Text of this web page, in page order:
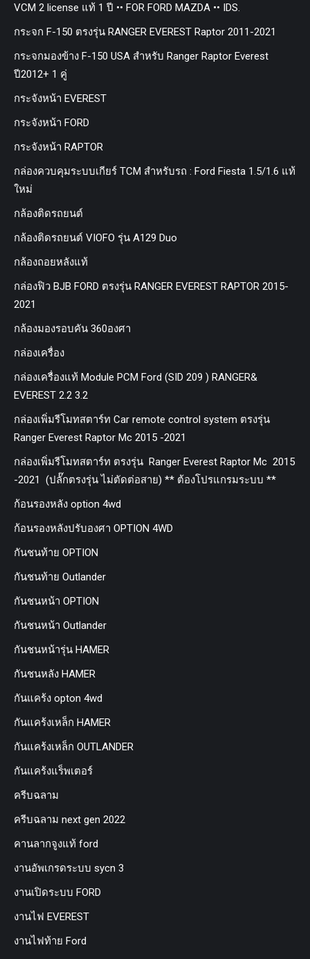
VCM 2 license แท้ 1 ปี •• FOR FORD MAZDA •• IDS.
กระจก F-150 ตรงรุ่น RANGER EVEREST Raptor 2011-2021
กระจกมองข้าง F-150 USA สำหรับ Ranger Raptor Everest
ปี2012+ 1 คู่
กระจังหน้า EVEREST
กระจังหน้า FORD
กระจังหน้า RAPTOR
กล่องควบคุมระบบเกียร์ TCM สำหรับรถ : Ford Fiesta 1.5/1.6 แท้
ใหม่
กล้องติดรถยนต์
กล้องติดรถยนต์ VIOFO รุ่น A129 Duo
กล้องถอยหลังแท้
กล่องฟิว BJB FORD ตรงรุ่น RANGER EVEREST RAPTOR 2015-
2021
กล้องมองรอบคัน 360องศา
กล่องเครื่อง
กล่องเครื่องแท้ Module PCM Ford (SID 209 ) RANGER&
EVEREST 2.2 3.2
กล่องเพิ่มรีโมทสตาร์ท Car remote control system ตรงรุ่น
Ranger Everest Raptor Mc 2015 -2021
กล่องเพิ่มรีโมทสตาร์ท ตรงรุ่น Ranger Everest Raptor Mc 2015
-2021 (ปลั๊กตรงรุ่น ไม่ตัดต่อสาย) ** ต้องโปรแกรมระบบ **
ก้อนรองหลัง option 4wd
ก้อนรองหลังปรับองศา OPTION 4WD
กันชนท้าย OPTION
กันชนท้าย Outlander
กันชนหน้า OPTION
กันชนหน้า Outlander
กันชนหน้ารุ่น HAMER
กันชนหลัง HAMER
กันแคร้ง opton 4wd
กันแคร้งเหล็ก HAMER
กันแคร้งเหล็ก OUTLANDER
กันแคร้งแร็พเตอร์
ครีบฉลาม
ครีบฉลาม next gen 2022
คานลากจูงแท้ ford
งานอัพเกรดระบบ sycn 3
งานเปิดระบบ FORD
งานไฟ EVEREST
งานไฟท้าย Ford